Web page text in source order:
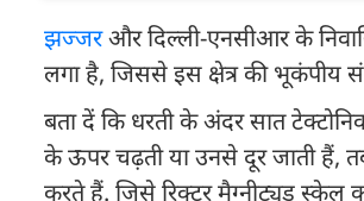
झज्जरऔर दिल्ली-एनसीआर के
लगा है, जिससे इस क्षेत्र की भूकंपीय
बता दें कि धरती के अंदर सात
के ऊपर चढ़ती या उनसे दूर जाती हैं,
करते हैं. जिसे रिक्टर मैग्नीट्यूड स्केल